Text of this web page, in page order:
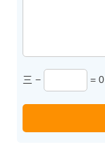
三 − = 0